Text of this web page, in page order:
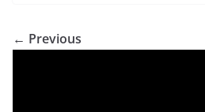
← Previous